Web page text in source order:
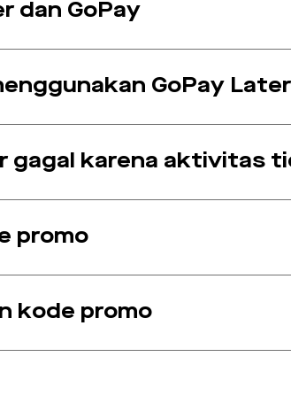
dan GoPay
GoPay Later
gagal karena aktivitas
promo
kode promo